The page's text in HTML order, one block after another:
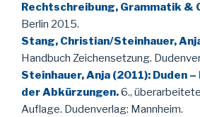
Rechtschreibung, Grammatik &
Berlin 2015.
Stang, Christian/Steinhauer,
Handbuch Zeichensetzung.
Steinhauer, Anja (2011): Duden
der Abkürzungen.6.,
Auflage. Dudenverlag: Mannheim.